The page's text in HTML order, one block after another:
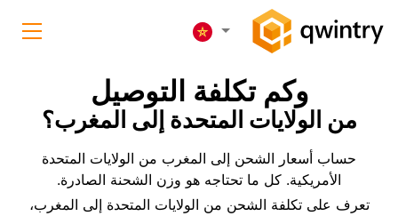
وكم تكلفة التوصيل
من الولايات المتحدة إلى المغرب؟
حساب أسعار الشحن إلى المغرب من الولايات المتحدة
الأمريكية. كل ما تحتاجه هو وزن الشحنة الصادرة.
تعرف على تكلفة الشحن من الولايات المتحدة إلى المغرب،